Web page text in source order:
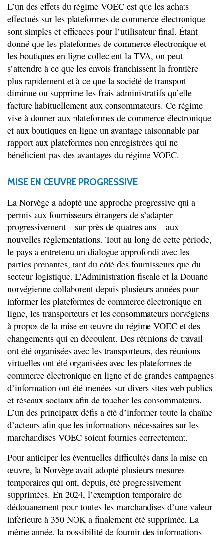
L’un des effets du régime VOEC est que les achats
effectués sur les plateformes de commerce électronique
sont simples et efficaces pour l’utilisateur final. Étant
donné que les plateformes de commerce électronique et
les boutiques en ligne collectent la TVA, on peut
s’attendre à ce que les envois franchissent la frontière
plus rapidement et à ce que la société de transport
diminue ou supprime les frais administratifs qu’elle
facture habituellement aux consommateurs. Ce régime
vise à donner aux plateformes de commerce électronique
et aux boutiques en ligne un avantage raisonnable par
rapport aux plateformes non enregistrées qui ne
bénéficient pas des avantages du régime VOEC.
MISE EN ŒUVRE PROGRESSIVE
La Norvège a adopté une approche progressive qui a
permis aux fournisseurs étrangers de s’adapter
progressivement – sur près de quatres ans – aux
nouvelles réglementations. Tout au long de cette période,
le pays a entretenu un dialogue approfondi avec les
parties prenantes, tant du côté des fournisseurs que du
secteur logistique. L’Administration fiscale et la Douane
norvégienne collaborent depuis plusieurs années pour
informer les plateformes de commerce électronique en
ligne, les transporteurs et les consommateurs norvégiens
à propos de la mise en œuvre du régime VOEC et des
changements qui en découlent. Des réunions de travail
ont été organisées avec les transporteurs, des réunions
virtuelles ont été organisées avec les plateformes de
commerce électronique en ligne et de grandes campagnes
d’information ont été menées sur divers sites web publics
et réseaux sociaux afin de toucher les consommateurs.
L’un des principaux défis a été d’informer toute la chaîne
d’acteurs afin que les informations nécessaires sur les
marchandises VOEC soient fournies correctement.
Pour anticiper les éventuelles difficultés dans la mise en
œuvre, la Norvège avait adopté plusieurs mesures
temporaires qui ont, depuis, été progressivement
supprimées. En 2024, l’exemption temporaire de
dédouanement pour toutes les marchandises d’une valeur
inférieure à 350 NOK a finalement été supprimée. La
même année, la possibilité de fournir des informations